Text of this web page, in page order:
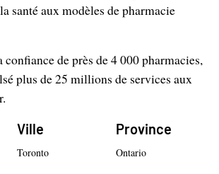
santé aux modèles de pharmacie
de près de 4 000 pharmacies,
plus de 25 millions de services aux
Ville
Toronto
Province
Ontario